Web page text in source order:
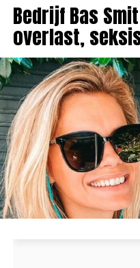
Bedrijf Bas
overlast,